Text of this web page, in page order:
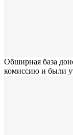
Обширная база
комиссию и были